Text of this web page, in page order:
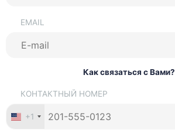
EMAIL
Как связаться с Вами?
КОНТАКТНЫЙ НОМЕР
+1